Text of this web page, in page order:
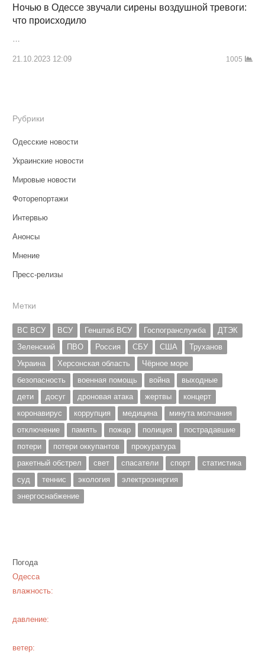
Ночью в Одессе звучали сирены воздушной тревоги:
что происходило
21.10.2023 12:09 1005
Рубрики
Одесские новости
Украинские новости
Мировые новости
Фоторепортажи
Интервью
Анонсы
Мнение
Пресс-релизы
Метки
ВС ВСУ ВСУ Генштаб ВСУ Госпогранслужба
ДТЭК
Зеленский
ПВО Россия СБУ США
Труханов
Украина
Херсонская область
Чёрное море
безопасность
военная помощь война
выходные
дети
досуг дроновая атака жертвы
концерт
коронавирус
коррупция медицина
минута молчания
отключение
память пожар полиция
пострадавшие
потери
потери оккупантов
прокуратура
ракетный обстрел
свет спасатели спорт
статистика
суд
теннис экология
электроэнергия
энергоснабжение
Погода
Одесса
влажность:
давление:
ветер: